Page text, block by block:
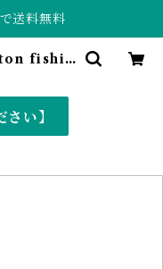
送料無料
fishin
さい】